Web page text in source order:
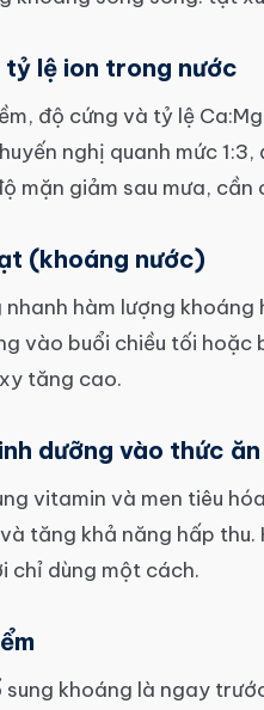
lệ ion trong nước
độ cứng và tỷ lệ
nghị quanh mức
mặn giảm sau mưa,
(khoáng nước)
hàm lượng
vào buổi chiều tối
tăng cao.
dưỡng vào thức ăn
vitamin và men tiêu
tăng khả năng hấp
chỉ dùng một cách.
sung khoáng là ngay